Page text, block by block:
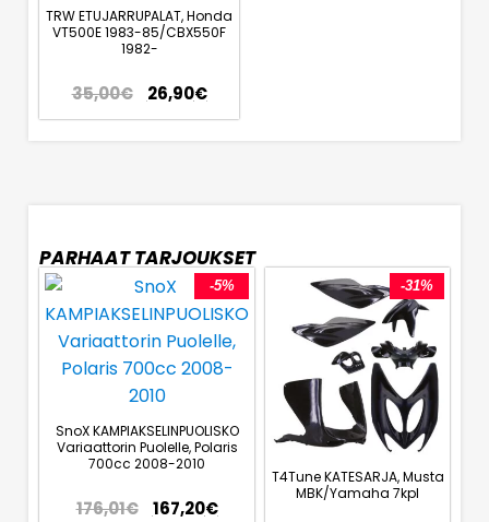
TRW ETUJARRUPALAT, Honda
VT500E 1983-85/CBX550F
1982-
35,00€ 26,90€
PARHAAT TARJOUKSET
-5%
SnoX KAMPIAKSELINPUOLISKO
Variaattorin Puolelle, Polaris
700cc 2008-2010
176,01€ 167,20€
-31%
T4Tune KATESARJA, Musta
MBK/Yamaha 7kpl